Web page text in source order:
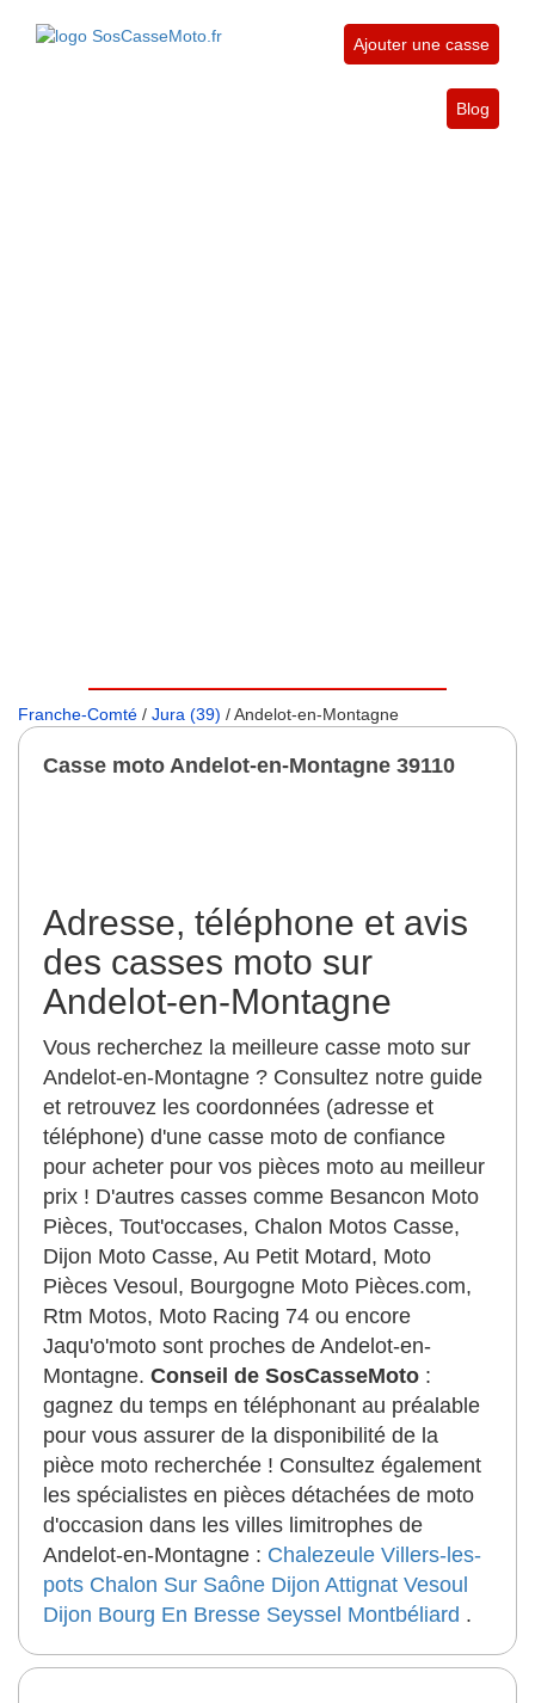
Ajouter une casse
Blog
Franche-Comté / Jura (39) / Andelot-en-Montagne
Casse moto Andelot-en-Montagne 39110
Adresse, téléphone et avis
des casses moto sur
Andelot-en-Montagne
Vous recherchez la meilleure casse moto sur
Andelot-en-Montagne ? Consultez notre guide
et retrouvez les coordonnées (adresse et
téléphone) d'une casse moto de confiance
pour acheter pour vos pièces moto au meilleur
prix ! D'autres casses comme Besancon Moto
Pièces, Tout'occases, Chalon Motos Casse,
Dijon Moto Casse, Au Petit Motard, Moto
Pièces Vesoul, Bourgogne Moto Pièces.com,
Rtm Motos, Moto Racing 74 ou encore
Jaqu'o'moto sont proches de Andelot-en-
Montagne. Conseil de SosCasseMoto :
gagnez du temps en téléphonant au préalable
pour vous assurer de la disponibilité de la
pièce moto recherchée ! Consultez également
les spécialistes en pièces détachées de moto
d'occasion dans les villes limitrophes de
Andelot-en-Montagne : Chalezeule Villers-les-
pots Chalon Sur Saône Dijon Attignat Vesoul
Dijon Bourg En Bresse Seyssel Montbéliard .